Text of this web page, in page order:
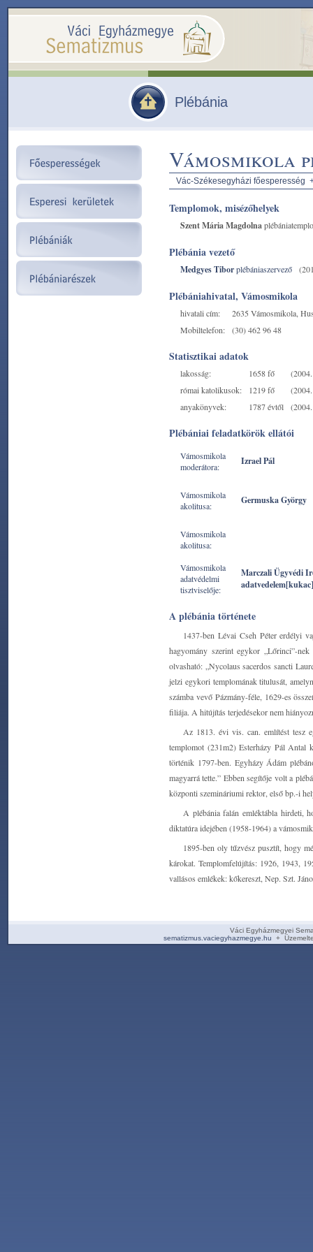
Plébánia
Vámosmikola
Vác-Székesegyházi főesperesség
Templomok, misézőhelyek
Szent Mária Magdolna
Plébánia vezető
Medgyes Tiborplébániaszervező
Plébániahivatal, Vámosmikola
hivatali cím:
2635 Vámosmikola,
Mobiltelefon:
(30) 462 96 48
Statisztikai adatok
lakosság: 1658 fő
római katolikusok:
1219 fő
anyakönyvek:
1787 évtől
Plébániai feladatkörök ellátói
Vámosmikola
moderátora:
Izrael Pál
Vámosmikola
akolitusa:
Germuska György
Vámosmikola
akolitusa:
Vámosmikola
adatvédelmi
tisztviselője:
Marczali Ügyvédi
A plébánia története
1437-ben Lévai Cseh Péter erdélyi
hagyomány szerint egykor „Lőrinci”-
olvasható: „Nycolaus sacerdos sancti
jelzi egykori templomának titulusát,
számba vevő Pázmány-féle, 1629-es
filiája. A hitújítás terjedésekor nem
Az 1813. évi vis. can. említést tesz
templomot (231m2) Esterházy Pál Antal
történik 1797-ben. Egyházy Ádám
magyarrá tette.” Ebben segítője volt a
központi szemináriumi rektor, első bp.-i
A plébánia falán emléktábla hirdeti,
diktatúra idejében (1958-1964) a
1895-ben oly tűzvész pusztít, hogy
károkat. Templomfelújítás: 1926, 1943,
vallásos emlékek: kőkereszt, Nep. Szt.
Váci Egyházmegyei
sematizmus.vaciegyhazmegye.hu +